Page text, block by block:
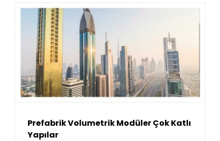
Prefabrik Volumetrik Modüler Çok Katlı
Yapılar